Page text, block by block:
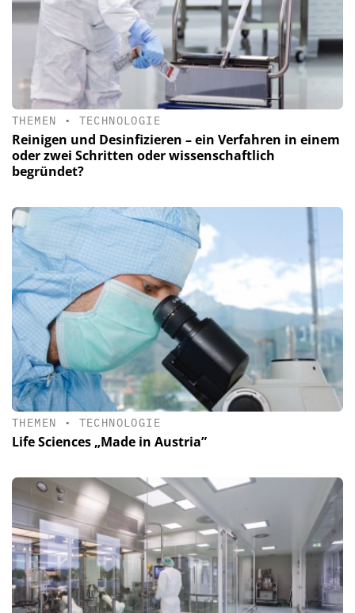
THEMEN • TECHNOLOGIE
Reinigen und Desinfizieren – ein Verfahren in einem
oder zwei Schritten oder wissenschaftlich
begründet?
THEMEN • TECHNOLOGIE
Life Sciences „Made in Austria”